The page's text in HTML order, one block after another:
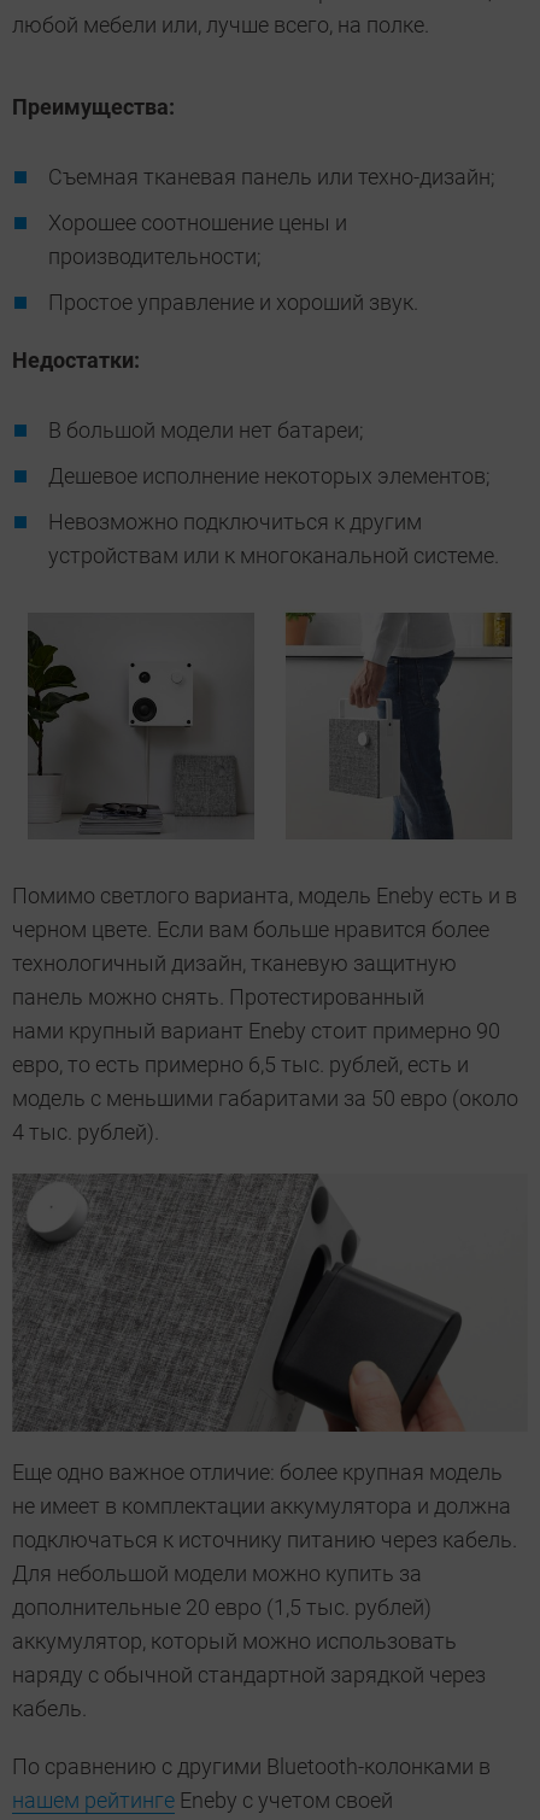
любой мебели или, лучше всего, на полке.
Преимущества:
Съемная тканевая панель или техно-дизайн;
Хорошее соотношение цены и
производительности;
Простое управление и хороший звук.
Недостатки:
В большой модели нет батареи;
Дешевое исполнение некоторых элементов;
Невозможно подключиться к другим
устройствам или к многоканальной системе.
Помимо светлого варианта, модель Eneby есть и в
черном цвете. Если вам больше нравится более
технологичный дизайн, тканевую защитную
панель можно снять. Протестированный
нами крупный вариант Eneby стоит примерно 90
евро, то есть примерно 6,5 тыс. рублей, есть и
модель с меньшими габаритами за 50 евро (около
4 тыс. рублей).
Еще одно важное отличие: более крупная модель
не имеет в комплектации аккумулятора и должна
подключаться к источнику питанию через кабель.
Для небольшой модели можно купить за
дополнительные 20 евро (1,5 тыс. рублей)
аккумулятор, который можно использовать
наряду с обычной стандартной зарядкой через
кабель.
По сравнению с другими Bluetooth-колонками в
нашем рейтинге Eneby с учетом своей